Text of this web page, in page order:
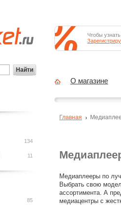
Медиаплееры по
Выбрать свою
ассортимента. А
медиацентры с
Главная
134
11
85
Найти
Чтобы
О магазине